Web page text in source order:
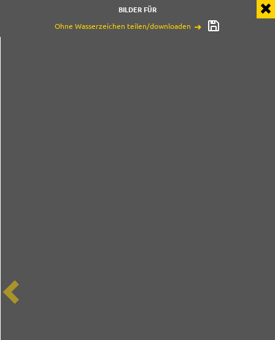
BILDER FÜR
Ohne Wasserzeichen teilen/downloaden